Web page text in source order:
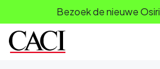
Bezoek de nieuwe